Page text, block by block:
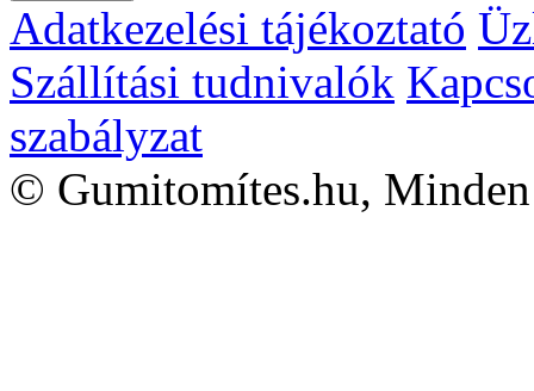
Adatkezelési tájékoztató
Szállítási tudnivalók
szabályzat
© Gumitomítes.hu,